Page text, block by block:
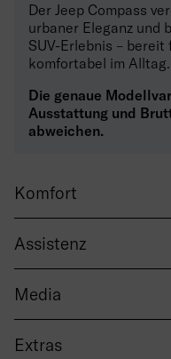
Der Jeep Compass
urbaner Eleganz und
SUV-Erlebnis –
komfortabel im Alltag.
Die genaue
Ausstattung und
abweichen.
Komfort
Assistenz
Media
Extras